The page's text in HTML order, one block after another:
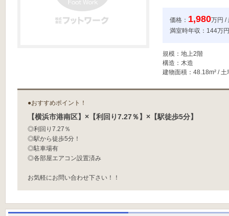
価格： 1,980万円 /
満室時年収：144万
規模：地上2階
構造：木造
建物面積：48.18m² /
●おすすめポイント！
【横浜市港南区】×【利回り7.27％】×【駅徒歩5分】
◎利回り7.27％
◎駅から徒歩5分！
◎駐車場有
◎各部屋エアコン設置済み
お気軽にお問い合わせ下さい！！